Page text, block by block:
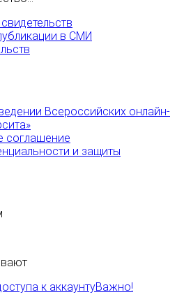
в СМИ
Всероссийских онлайн-
соглашение
и защиты
к аккаунтуВажно!